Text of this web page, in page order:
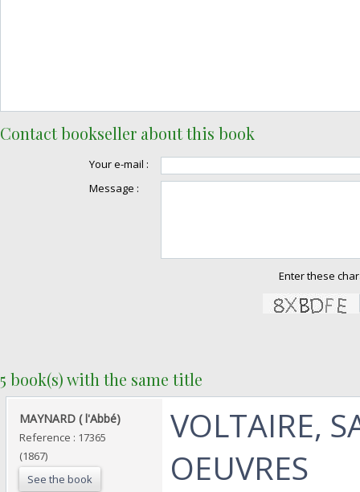
Contact bookseller about this book
Your e-mail :
Message :
Enter these
5 book(s) with the same title
‎MAYNARD ( l'Abbé)‎
Reference : 17365
(1867)
See the book
‎VOLTAIRE,
OEUVRES‎